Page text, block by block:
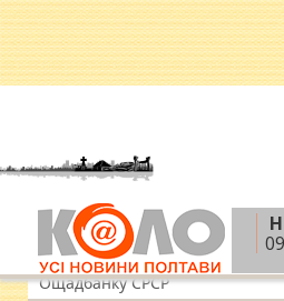
Головна » Новини »
продовжать виплату
Ощадбанку СРСР